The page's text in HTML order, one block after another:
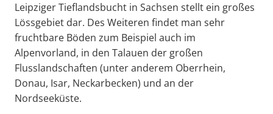
Leipziger Tieflandsbucht in Sachsen stellt ein großes
Lössgebiet dar. Des Weiteren findet man sehr
fruchtbare Böden zum Beispiel auch im
Alpenvorland, in den Talauen der großen
Flusslandschaften (unter anderem Oberrhein,
Donau, Isar, Neckarbecken) und an der
Nordseeküste.